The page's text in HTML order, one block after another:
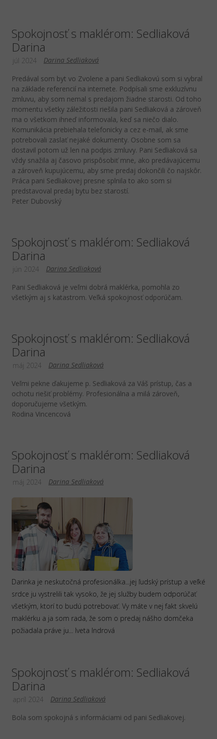
Spokojnosť s maklérom: Sedliaková
Darina
Darina Sedliaková
júl 2024
Predával som byt vo Zvolene a pani Sedliakovú som si vybral
na základe referencií na internete. Podpísali sme exkluzívnu
zmluvu, aby som nemal s predajom žiadne starosti. Od toho
momentu všetky záležitosti riešila pani Sedliaková a zároveň
ma o všetkom ihneď informovala, keď sa niečo dialo.
Komunikácia prebiehala telefonicky a cez e-mail, ak sme
potrebovali zaslať nejaké dokumenty. Osobne som sa
dostavil potom už len na podpis zmluvy. Pani Sedliaková sa
vždy snažila aj časovo prispôsobiť mne, ako predávajúcemu
a zároveň kupujúcemu, aby sme predaj dokončili čo najskôr.
Práca pani Sedliakovej presne splnila to ako som si
predstavoval predaj bytu bez starostí.
Peter Dubovský
Spokojnosť s maklérom: Sedliaková
Darina
Darina Sedliaková
jún 2024
Pani Sedliaková je veľmi dobrá maklérka, pomohla zo
všetkým aj s katastrom. Veľká spokojnosť odporúčam.
Spokojnosť s maklérom: Sedliaková
Darina
Darina Sedliaková
máj 2024
Veľmi pekne ďakujeme p. Sedliaková za Váš prístup, čas a
ochotu riešiť problémy. Profesionálna a milá zároveň,
doporučujeme všetkým.
Rodina Vincencová
Spokojnosť s maklérom: Sedliaková
Darina
Darina Sedliaková
máj 2024
Darinka je neskutočná profesionálka...jej ľudský prístup a veľké
srdce ju vystrelili tak vysoko, že jej služby budem odporúčať
všetkým, ktorí to budú potrebovať. Vy máte v nej fakt skvelú
maklérku a ja som rada, že som o predaj nášho domčeka
požiadala práve ju... Iveta Indrová
Spokojnosť s maklérom: Sedliaková
Darina
Darina Sedliaková
apríl 2024
Bola som spokojná s informáciami od pani Sedliakovej.